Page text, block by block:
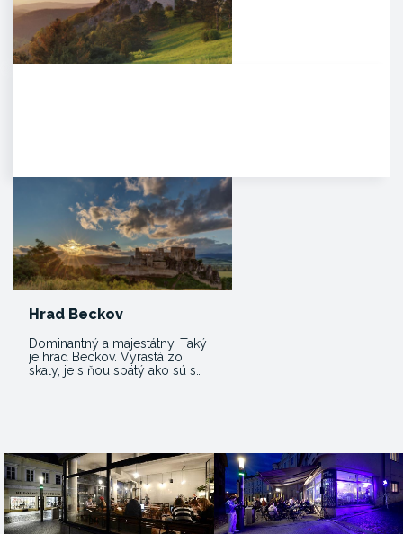
Hrad Beckov
Dominantný a majestátny. Taký
je hrad Beckov. Vyrastá zo
skaly, je s ňou spätý ako sú s…